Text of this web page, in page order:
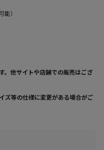
）
。他サイトや店舗での販売はござ
ズ等の仕様に変更がある場合がご